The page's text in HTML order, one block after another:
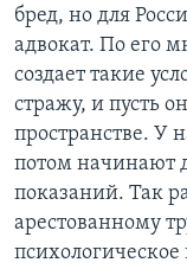
бред, но для
адвокат. По его
создает такие
стражу, и пусть
пространстве. У
потом начинают
показаний. Так
арестованному